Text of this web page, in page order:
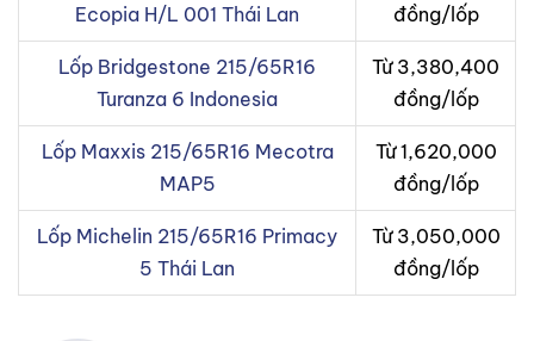
Ecopia H/L 001 Thái Lan
đồng/lốp
Lốp Bridgestone 215/65R16
Turanza 6 Indonesia
Từ 3,380,400
đồng/lốp
Lốp Maxxis 215/65R16 Mecotra
MAP5
Từ 1,620,000
đồng/lốp
Lốp Michelin 215/65R16 Primacy
5 Thái Lan
Từ 3,050,000
đồng/lốp